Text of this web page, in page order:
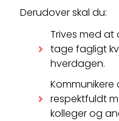
Derudover skal du:
Trives med at
tage fagligt
hverdagen.
respektfuldt
kolleger og